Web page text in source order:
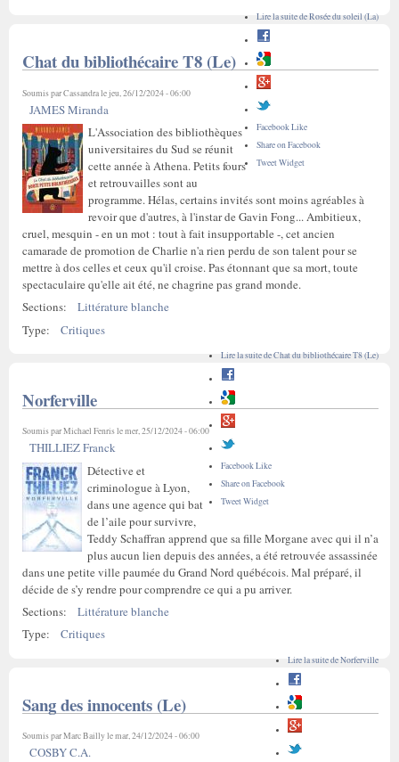
Lire la suitede Rosée du soleil (La)
Facebook Like
Share on Facebook
Tweet Widget
Chat du bibliothécaire T8 (Le)
Soumis parCassandrale jeu, 26/12/2024 - 06:00
JAMES Miranda
L'Association des bibliothèques
universitaires du Sud se réunit
cette année à Athena. Petits fours
et retrouvailles sont au
programme. Hélas, certains invités sont moins agréables à
revoir que d'autres, à l'instar de Gavin Fong... Ambitieux,
cruel, mesquin - en un mot : tout à fait insupportable -, cet ancien
camarade de promotion de Charlie n'a rien perdu de son talent pour se
mettre à dos celles et ceux qu'il croise. Pas étonnant que sa mort, toute
spectaculaire qu'elle ait été, ne chagrine pas grand monde.
Sections:
Littérature blanche
Type:
Critiques
Lire la suitede Chat du bibliothécaire T8 (Le)
Facebook Like
Share on Facebook
Tweet Widget
Norferville
Soumis parMichael Fenrisle mer, 25/12/2024 - 06:00
THILLIEZ Franck
Détective et
criminologue à Lyon,
dans une agence qui bat
de l’aile pour survivre,
Teddy Schaffran apprend que sa fille Morgane avec qui il n’a
plus aucun lien depuis des années, a été retrouvée assassinée
dans une petite ville paumée du Grand Nord québécois. Mal préparé, il
décide de s’y rendre pour comprendre ce qui a pu arriver.
Sections:
Littérature blanche
Type:
Critiques
Lire la suitede Norferville
Sang des innocents (Le)
Soumis parMarc Baillyle mar, 24/12/2024 - 06:00
COSBY C.A.